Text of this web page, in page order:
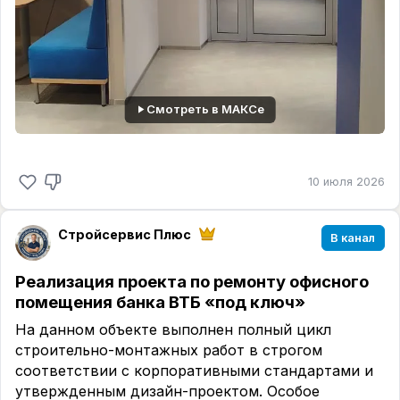
соседями.
Каждый из этих пунктов на практике
оборачивается перерасходом сметы или срывом
графика производства работ. Мы устраняем эти
риски на этапе составления технического
задания и сметы, сопровождаем объект от
обслуживания.
Услуги компании «Стройсервис»:
Ремонт квартир под ключ, ремонт квартир в
новостройке, разработка проекта и плана
производства работ, комплектация объекта
материалами, приёмка помещения,
электромонтажные и сантехнические работы,
штукатурные и стяжечные работы.
С нами вы всегда в плюсе!
Смотреть в МАКСе
10 июля 2026
Стройсервис Плюс В канал
Реализация проекта по ремонту офисного
помещения банка ВТБ «под ключ»
На данном объекте выполнен полный цикл
строительно-монтажных работ в строгом
соответствии с корпоративными стандартами и
утвержденным дизайн-проектом. Особое